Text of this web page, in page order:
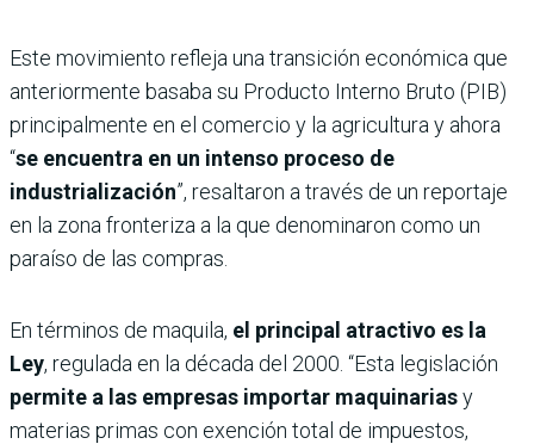
Este movimiento refleja una transición económica que
anteriormente basaba su Producto Interno Bruto (PIB)
principalmente en el comercio y la agricultura y ahora
“se encuentra en un intenso proceso de
industrialización”, resaltaron a través de un reportaje
en la zona fronteriza a la que denominaron como un
paraíso de las compras.
En términos de maquila, el principal atractivo es la
Ley, regulada en la década del 2000. “Esta legislación
permite a las empresas importar maquinariasy
materias primas con exención total de impuestos,